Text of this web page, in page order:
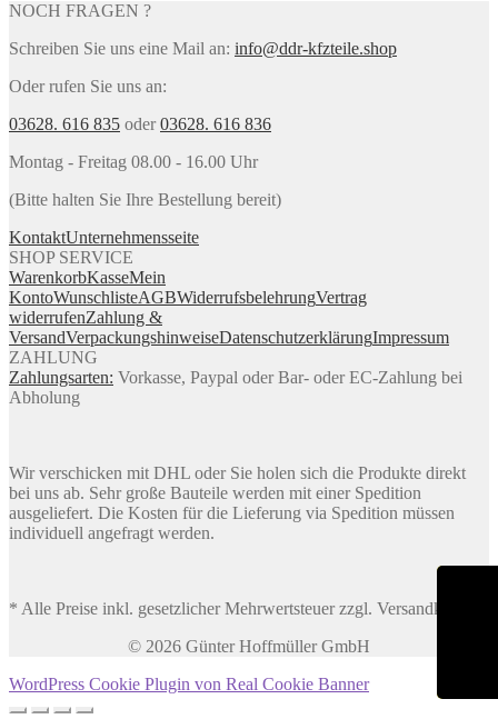
NOCH FRAGEN ?
Schreiben Sie uns eine Mail an: info@ddr-kfzteile.shop
Oder rufen Sie uns an:
03628. 616 835 oder03628. 616 836
Montag - Freitag 08.00 - 16.00 Uhr
(Bitte halten Sie Ihre Bestellung bereit)
KontaktUnternehmensseite
SHOP SERVICE
WarenkorbKasseMein
KontoWunschlisteAGBWiderrufsbelehrungVertrag
widerrufenZahlung &
VersandVerpackungshinweiseDatenschutzerklärungImpressum
ZAHLUNG
Zahlungsarten: Vorkasse, Paypal oder Bar- oder EC-Zahlung bei
Abholung
Wir verschicken mit DHL oder Sie holen sich die Produkte direkt
bei uns ab. Sehr große Bauteile werden mit einer Spedition
ausgeliefert. Die Kosten für die Lieferung via Spedition müssen
individuell angefragt werden.
* Alle Preise inkl. gesetzlicher Mehrwertsteuer zzgl. Versandkosten
© 2026 Günter Hoffmüller GmbH
WordPress Cookie Plugin von Real Cookie Banner